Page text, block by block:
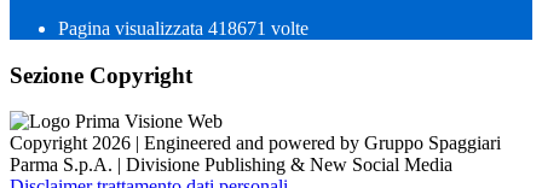
Pagina visualizzata 418671 volte
Sezione Copyright
Copyright 2026 | Engineered and powered by Gruppo Spaggiari
Parma S.p.A. | Divisione Publishing & New Social Media